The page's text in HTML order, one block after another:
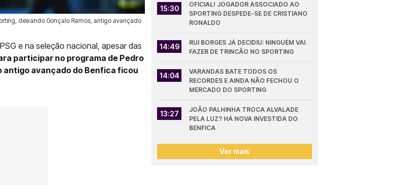
deixando Gonçalo Ramos, antigo avançado
e na seleção nacional, apesar das
participar no programa de Pedro
avançado do Benfica ficou
15:30
OFICIAL! JOGADOR ASSOCIADO AO
SPORTING DESPEDE-SE DE CRISTIANO
RONALDO
14:49
RUI BORGES JÁ DECIDIU: NINGUÉM VAI
FAZER DE TRINCÃO NO SPORTING
14:04
VARANDAS BATE TODOS OS
RECORDES E AINDA NÃO FECHOU O
MERCADO DO SPORTING
13:27
JOÃO PALHINHA TROCA ALVALADE
PELA LUZ? HÁ NOVA INVESTIDA DO
BENFICA
Ver mais